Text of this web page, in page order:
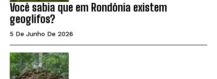
Você sabia que em Rondônia existem
geoglifos?
5 De Junho De 2026